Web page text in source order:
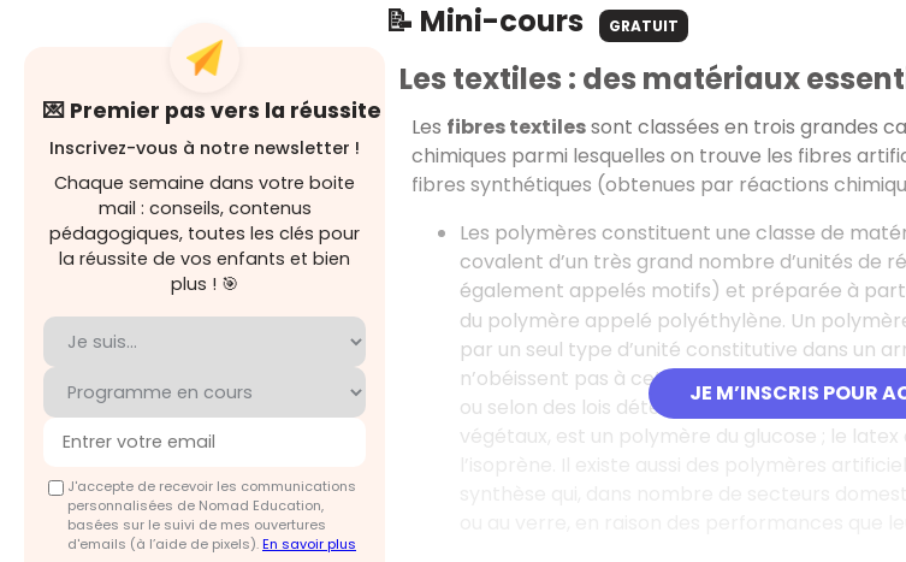
💌 Premier pas vers la réussite
Inscrivez-vous à notre newsletter !
Chaque semaine dans votre boite
mail : conseils, contenus
pédagogiques, toutes les clés pour
la réussite de vos enfants et bien
plus ! 🎯
J'accepte de recevoir les communications
personnalisées de Nomad Education,
basées sur le suivi de mes ouvertures
d'emails (à l’aide de pixels).En savoir plus
📝 Mini-cours GRATUIT
JE M’INSCRIS POUR
Les textiles : des matériaux
Les fibres textilessont classées en trois grandes
chimiques parmi lesquelles on trouve les fibres
fibres synthétiques (obtenues par réactions
Les polymères constituent une classe de
covalent d’un très grand nombre d’unités de
également appelés motifs) et préparée à
du polymère appelé polyéthylène. Un
par un seul type d’unité constitutive dans un
n’obéissent pas à cette loi, il est dit
ou selon des lois déterminées, on parle de
végétaux, est un polymère du glucose ; le